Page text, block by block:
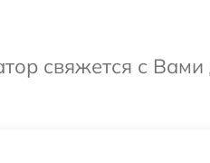
свяжется с Вами